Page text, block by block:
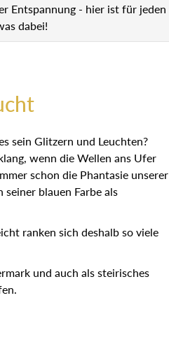
Entspannung - hier ist für jeden
dabei!
sein Glitzern und Leuchten?
wenn die Wellen ans Ufer
schon die Phantasie unserer
seiner blauen Farbe als
ranken sich deshalb so viele
und auch als steirisches